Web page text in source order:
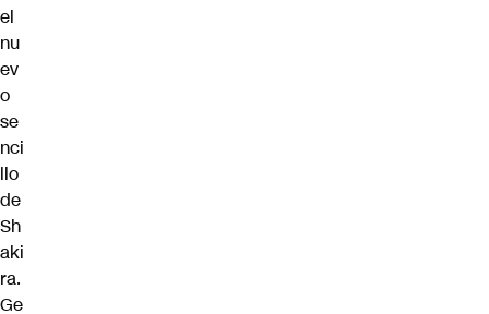
el
nu
ev
o
se
nci
llo
de
Sh
aki
ra.
Ge